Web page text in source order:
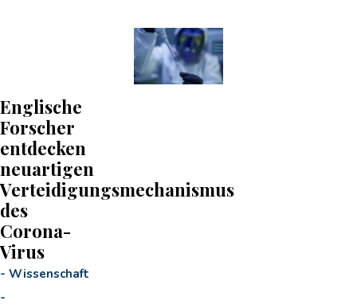
Englische
Forscher
entdecken
neuartigen
Verteidigungsmechanismus
des
Corona-
Virus
- Wissenschaft
-